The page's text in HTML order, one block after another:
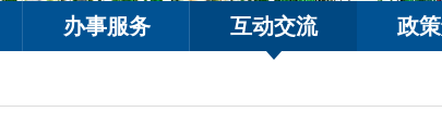
办事服务 互动交流 政